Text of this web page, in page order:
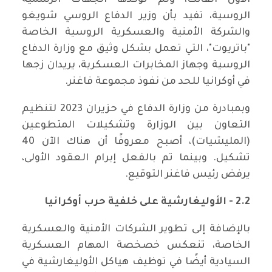
الروسية، تفيد بأن وزير الدفاع الروسي شويغو
والشركة الأمنية والعسكرية الروسية الخاصة
"باتريوت"، التي تعمل بشكل وثيق مع وزارة الدفاع
الروسية وجهاز المخابرات العسكرية، يريدان زجها
في أوكرانيا للحد من نفوذ مجموعة فاغنر.
وبمبادرة من وزارة الدفاع في حزيران 2023 لتنظيم
التعاون بين الوزارة وتشكيلات المتطوعين
(المليشيات)، أصبح معروفًا أن هناك الآن 40
تشكيل. وبينما تم بالفعل إبرام العقود الأولى،
يرفض رئيس فاغنر التوقيع.
2.2 - الأوليغارشية على خلفية حرب أوكرانيا
بالإضافة إلى تطوير الشركات الأمنية والعسكرية
الخاصة، تنعكس خصخصة المهام العسكرية
السيادية أيضًا في توظيف هياكل الأوليغارشية في